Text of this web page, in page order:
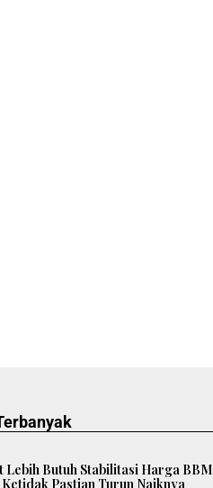
Lebih Butuh Stabilitasi Harga BBM
Pastian Turun Naiknya